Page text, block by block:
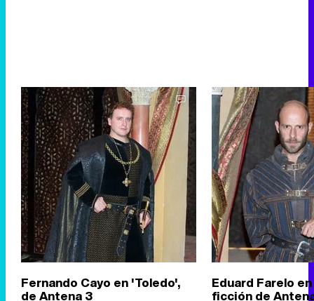
Fernando Cayo en 'Toledo',
de Antena 3
Eduard Farelo
ficción de